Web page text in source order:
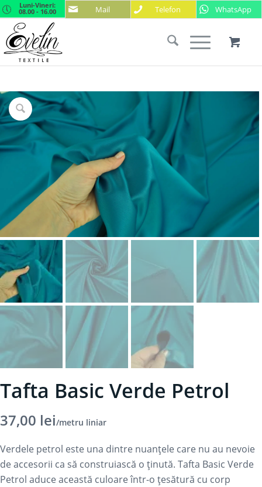
Mail Telefon WhatsApp
Luni-Vineri:
08.00 - 16.00
Tafta Basic Verde Petrol
37,00 lei/metru liniar
Verdele petrol este una dintre nuanțele care nu au nevoie
de accesorii ca să construiască o ținută. Tafta Basic Verde
Petrol aduce această culoare într-o țesătură cu corp